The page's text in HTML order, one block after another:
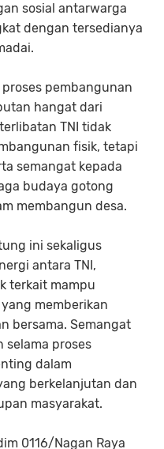
sosial antarwarga
dengan tersedianya
pembangunan
hangat dari
TNI tidak
fisik, tetapi
semangat kepada
budaya gotong
membangun desa.
ini sekaligus
antara TNI,
terkait mampu
memberikan
bersama. Semangat
selama proses
dalam
berkelanjutan dan
masyarakat.
0116/Nagan Raya